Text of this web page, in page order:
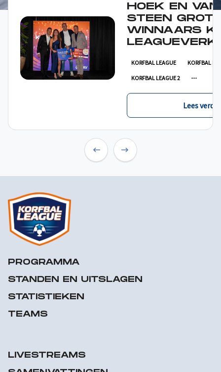
HOEK EN VAN
STEEN
WINNAARS
KORFBAL LEAGUE KORFBAL
KORFBAL LEAGUE 2
Lees verder
PROGRAMMA
STANDEN EN UITSLAGEN
STATISTIEKEN
TEAMS
LIVESTREAMS